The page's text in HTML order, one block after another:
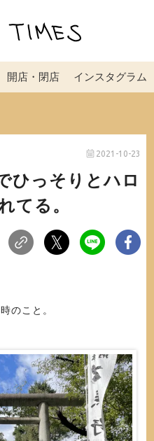
開店・閉店 インスタグラム
2021-10-23
ひっそりとハロ
てる。
のこと。